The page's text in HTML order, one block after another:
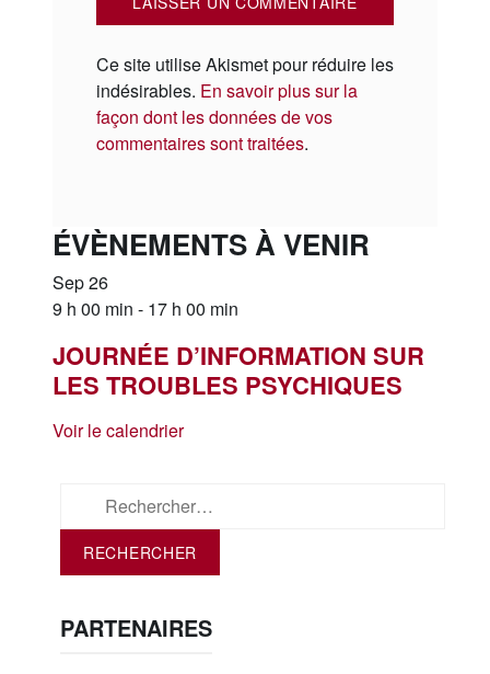
Ce site utilise Akismet pour réduire les
indésirables. En savoir plus sur la
façon dont les données de vos
commentaires sont traitées.
ÉVÈNEMENTS À VENIR
Sep26
9 h 00 min - 17 h 00 min
JOURNÉE D’INFORMATION SUR
LES TROUBLES PSYCHIQUES
Voir le calendrier
PARTENAIRES